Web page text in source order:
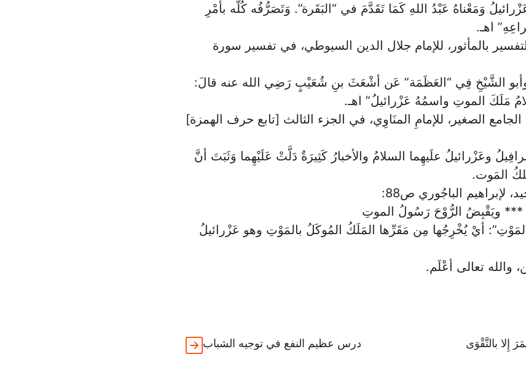
وَمَعْناهُ عَبْدُ اللهِ كَمَا تَقَدَّمَ في “البَقَرة”. وَتَصَرُّفُه كُلُّه بأمْرِ
اهـ.
بالمأثور، للإمام جلال الدين السيوطي، في تفسير سورة
وأبو الشَّيْخِ فِي “العَظَمَة” عَن أشْعَثَ بنِ شُعَيْبٍ رَضِي الله عنه قالَ:
مَلَكَ الموتِ واسمُهُ عَزْرائيلُ” اهـ.
الصغير، للإمامِ المنَاوِي، في الجزء الثالث [تابع حرف الهمزة]
وعَزْرائيلُ علَيهِما السلامُ والأخبارُ كَثِيرَةٌ دَلَّتْ عَلَيْهِما وَثَبَتَ أنَّ
المَوت.
لإبراهيم الباجُوري ص88:
*** ويَقْبِضُ الرُّوْحَ رَسُولُ الموتِ
أيْ يُخْرِجُها مِن مَقَرِّها المَلَكُ المُوكَلُ بالمَوْتِ وهو عَزْرائيلُ
والله تعالى أعْلَم.
إِلا بالتَّقْوَى درس عظيم النفع في توجيه الشباب